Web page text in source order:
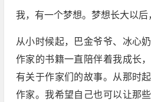
我，有一个梦想。梦想长大以后
从小时候起，巴金爷爷、冰心
作家的书籍一直陪伴着我成长
有关于作家们的故事。从那时
作家。我希望自己也可以让那